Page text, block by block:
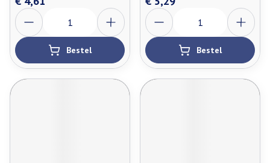
Aantal
Bestel
Aantal
Bestel